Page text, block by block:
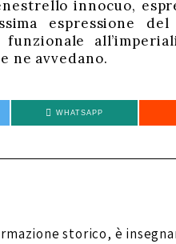
innocuo,
espressione
ne avvedano.
WHATSAPP
storico, è